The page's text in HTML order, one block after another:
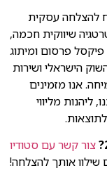
להצלחה עסקית
אסטרטגיה שיווקית חכמה,
פיקסל פרסום ומיתוג
הישראלי ושירות
אנו מזמינים
מליווי
צור קשר עם סטודיו
אותך להצלחה!